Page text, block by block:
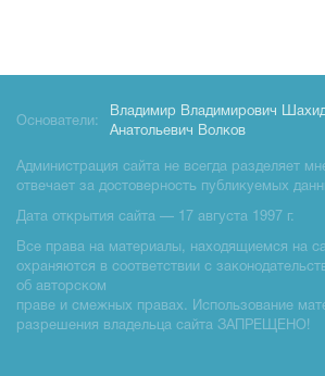
Основатели:
Владимир Владимирович
Анатольевич Волков
Администрация сайта не всегда разделяет
отвечает за достоверность публикуемых
Дата открытия сайта — 17 августа 1997 г.
Все права на материалы, находящиемся на
охраняются в соответствии с
об авторском
праве и смежных правах. Использование
разрешения владельца сайта ЗАПРЕЩЕНО!